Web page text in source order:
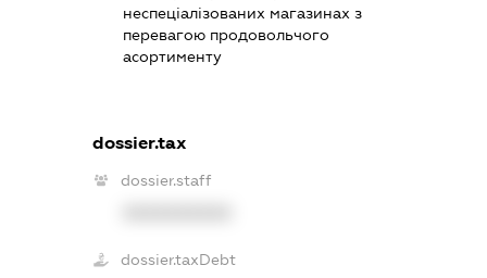
неспеціалізованих магазинах з
перевагою продовольчого
асортименту
dossier.tax
dossier.staff
dossier.taxDebt